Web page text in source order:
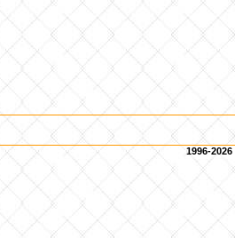
1996-2026